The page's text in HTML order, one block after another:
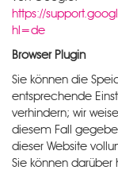
https://
hl=de
Browser Plugin
Sie können die
entsprechende
verhindern; wir
diesem Fall
dieser Website
Sie können darüber